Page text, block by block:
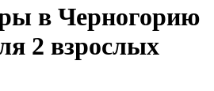
в Черногорию
2 взрослых